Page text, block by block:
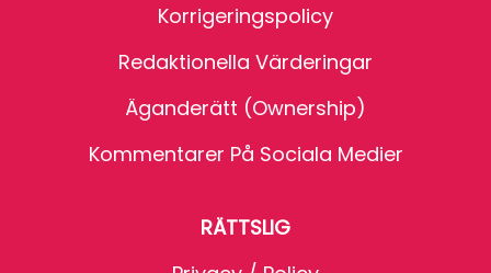
Korrigeringspolicy
Redaktionella Värderingar
Äganderätt (Ownership)
Kommentarer På Sociala Medier
RÄTTSLIG